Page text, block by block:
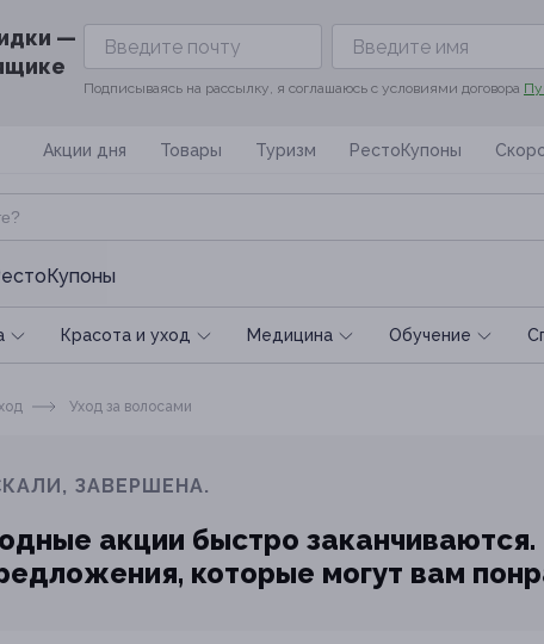
—
Подписываясь на рассылку, я соглашаюсь с условиями договора
Акции дня Товары Туризм РестоКупоны
Красота и уход Медицина Обучение
Уход за волосами
ЗАВЕРШЕНА.
акции быстро заканчиваются.
которые могут вам